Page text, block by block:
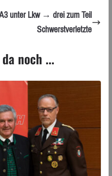
unter Lkw → drei zum Teil
Schwerstverletzte
noch ...